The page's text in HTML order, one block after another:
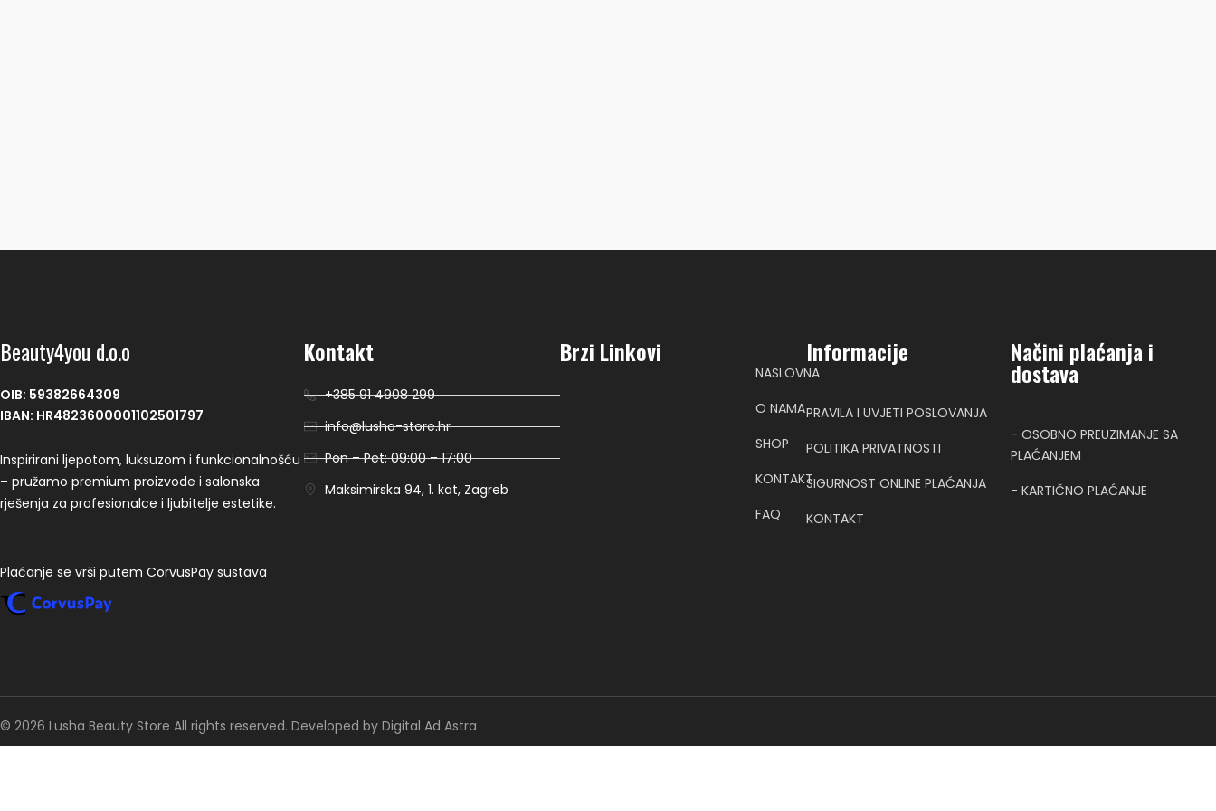
Beauty4you d.o.o
OIB: 59382664309
IBAN: HR4823600001102501797
Inspirirani ljepotom, luksuzom i funkcionalnošću
– pružamo premium proizvode i salonska
rješenja za profesionalce i ljubitelje estetike.
Plaćanje se vrši putem CorvusPay sustava
Kontakt
+385 91 4908 299
info@lusha-store.hr
Pon – Pet: 09:00 – 17:00
Maksimirska 94, 1. kat, Zagreb
Brzi Linkovi
NASLOVNA
O NAMA
SHOP
KONTAKT
FAQ
Informacije
PRAVILA I UVJETI POSLOVANJA
POLITIKA PRIVATNOSTI
SIGURNOST ONLINE PLAĆANJA
KONTAKT
Načini plaćanja i
dostava
- OSOBNO PREUZIMANJE SA
PLAĆANJEM
- KARTIČNO PLAĆANJE
© 2026 Lusha Beauty Store All rights reserved. Developed by Digital Ad Astra